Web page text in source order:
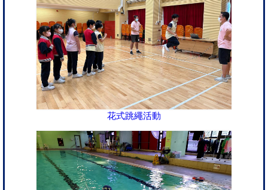
花式跳繩活動